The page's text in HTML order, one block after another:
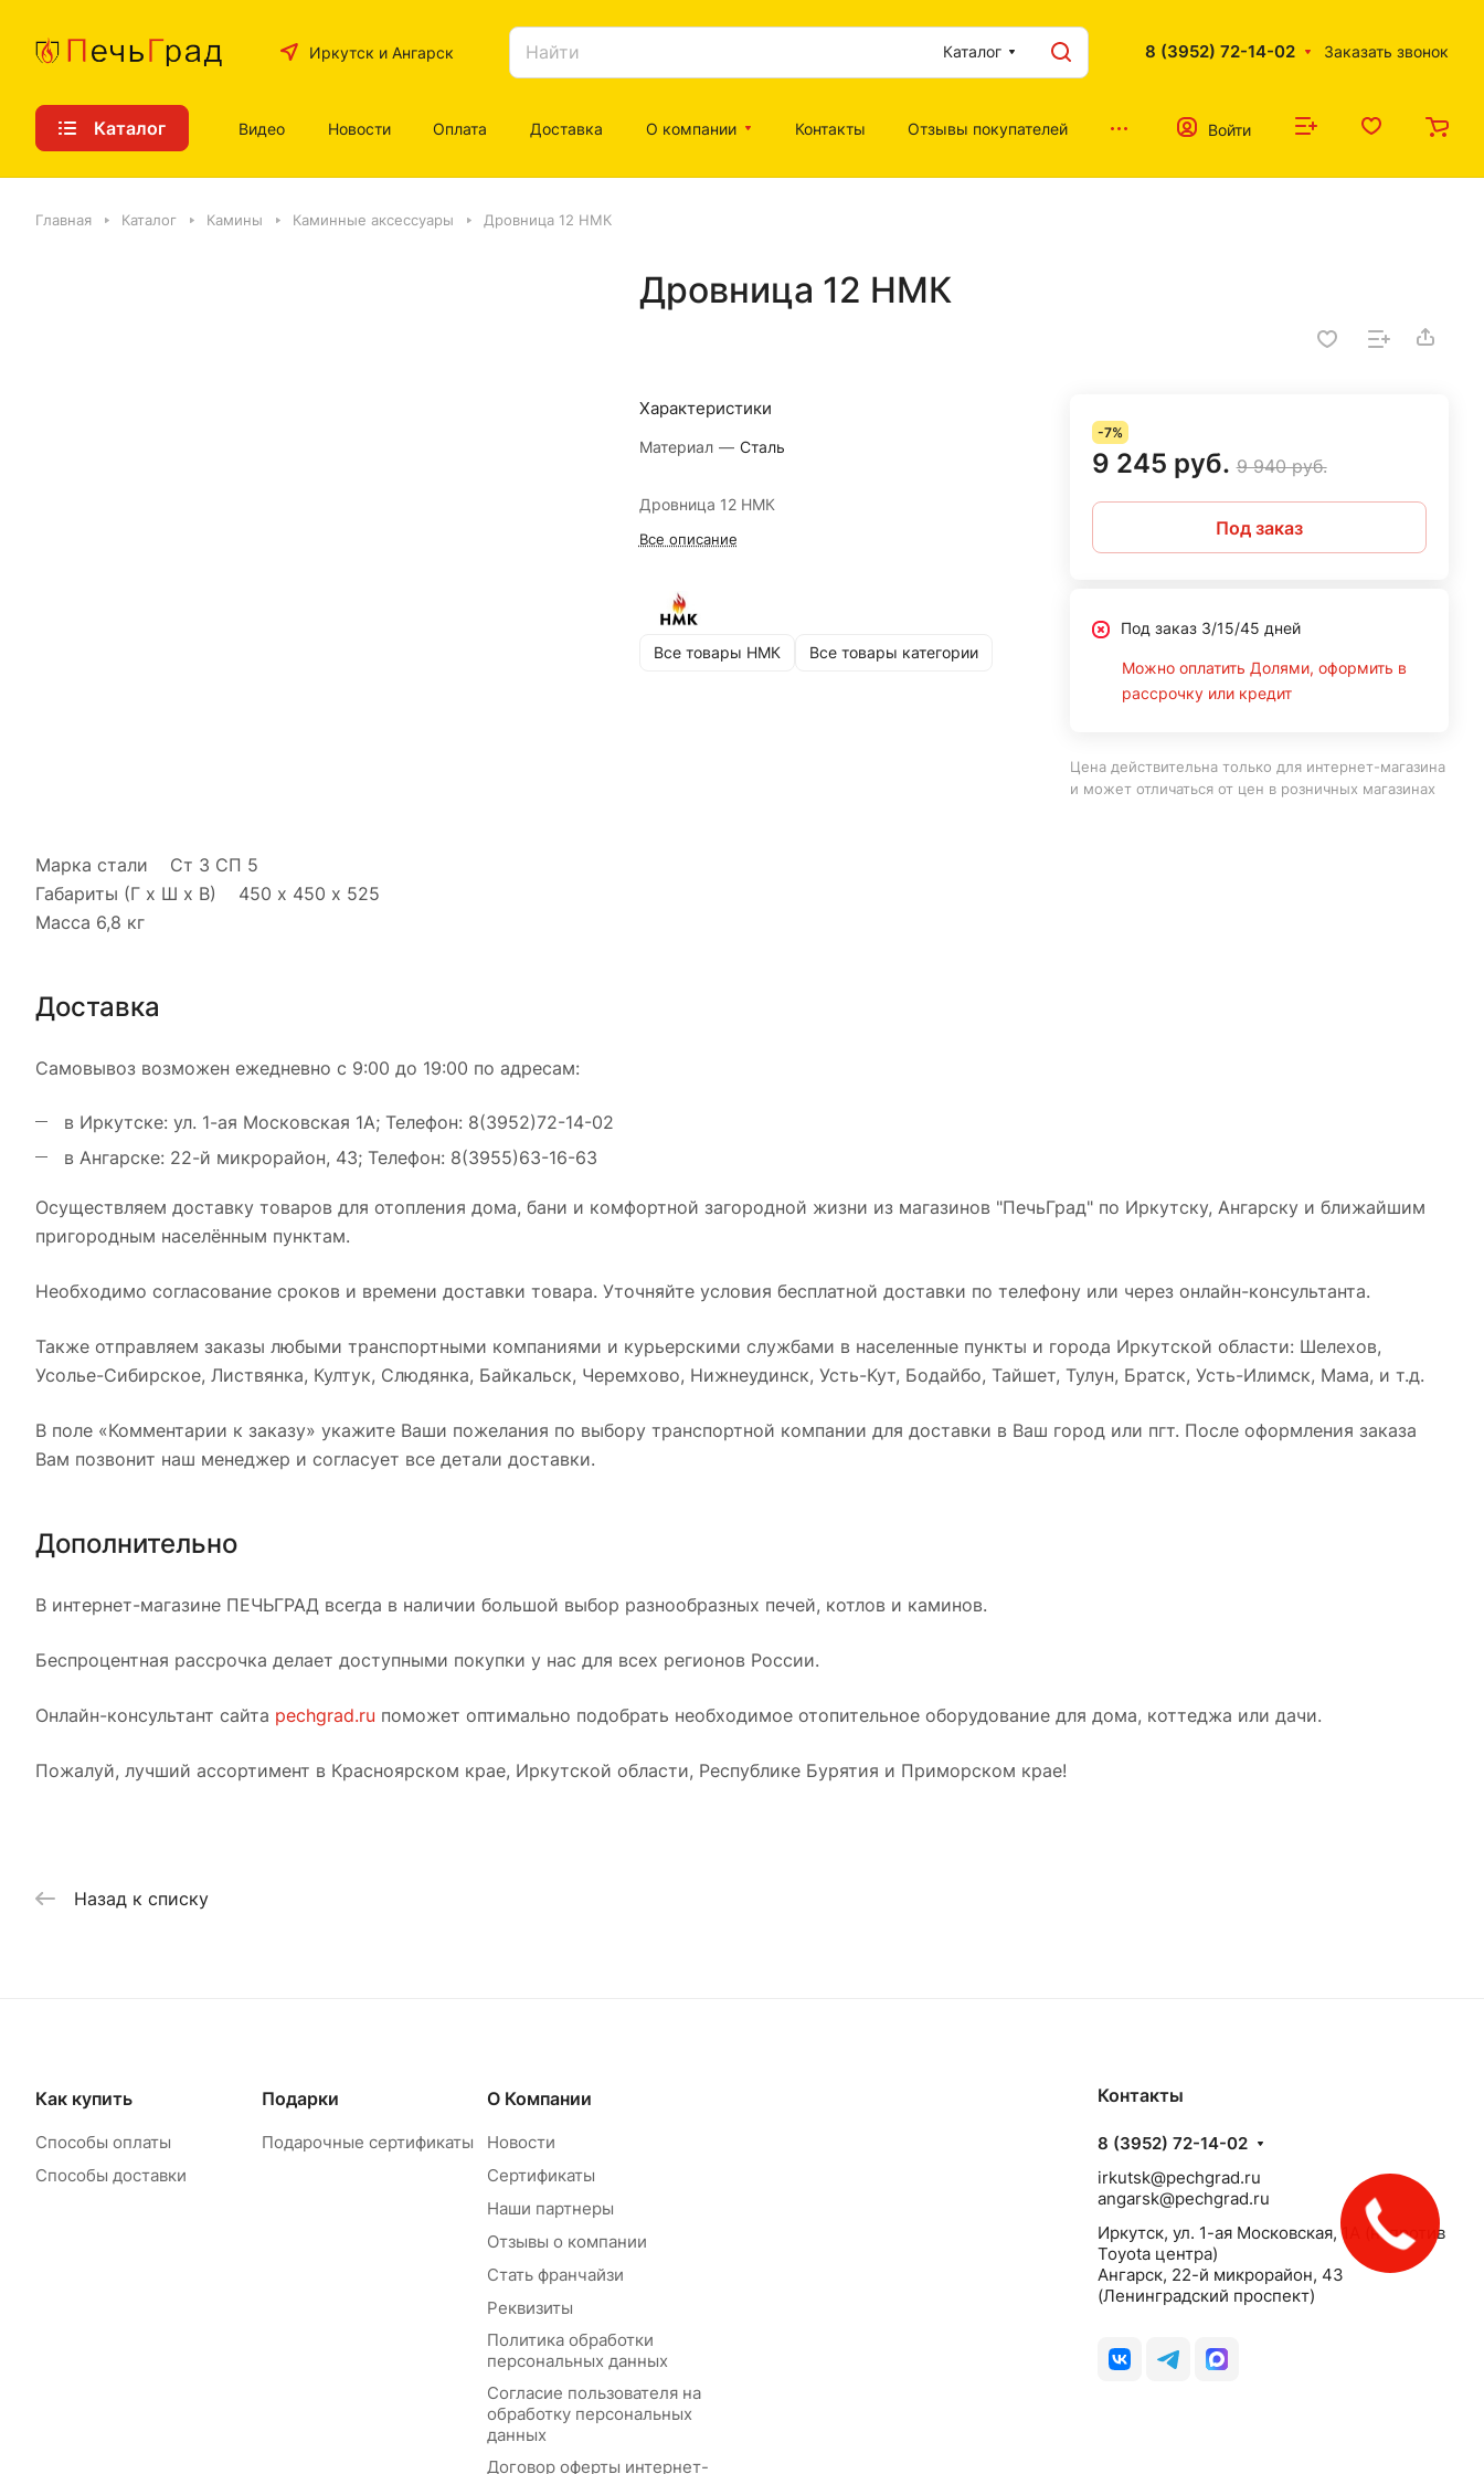
Иркутск и Ангарск Каталог 8 (3952) 72-14-02 Заказать звонок
Каталог Видео Новости Оплата Доставка О компании Контакты Отзывы покупателей Войти
Главная Каталог Камины Каминные аксессуары Дровница 12 НМК
Дровница 12 НМК
Характеристики
Материал — Сталь
Дровница 12 НМК
Все описание
Все товары НМК Все товары категории
-7%
9 245 руб. 9 940 руб.
Под заказ
Под заказ 3/15/45 дней
Можно оплатить Долями, оформить в
рассрочку или кредит
Цена действительна только для интернет-магазина
и может отличаться от цен в розничных магазинах
Марка стали Ст 3 СП 5
Габариты (Г х Ш х В) 450 х 450 х 525
Масса 6,8 кг
Доставка
Самовывоз возможен ежедневно с 9:00 до 19:00 по адресам:
в Иркутске: ул. 1-ая Московская 1А; Телефон: 8(3952)72-14-02
в Ангарске: 22-й микрорайон, 43; Телефон: 8(3955)63-16-63
Осуществляем доставку товаров для отопления дома, бани и комфортной загородной жизни из магазинов "ПечьГрад" по Иркутску, Ангарску и ближайшим
пригородным населённым пунктам.
Необходимо согласование сроков и времени доставки товара. Уточняйте условия бесплатной доставки по телефону или через онлайн-консультанта.
Также отправляем заказы любыми транспортными компаниями и курьерскими службами в населенные пункты и города Иркутской области: Шелехов,
Усолье-Сибирское, Листвянка, Култук, Слюдянка, Байкальск, Черемхово, Нижнеудинск, Усть-Кут, Бодайбо, Тайшет, Тулун, Братск, Усть-Илимск, Мама, и т.д.
В поле «Комментарии к заказу» укажите Ваши пожелания по выбору транспортной компании для доставки в Ваш город или пгт. После оформления заказа
Вам позвонит наш менеджер и согласует все детали доставки.
Дополнительно
В интернет-магазине ПЕЧЬГРАД всегда в наличии большой выбор разнообразных печей, котлов и каминов.
Беспроцентная рассрочка делает доступными покупки у нас для всех регионов России.
Онлайн-консультант сайта pechgrad.ru поможет оптимально подобрать необходимое отопительное оборудование для дома, коттеджа или дачи.
Пожалуй, лучший ассортимент в Красноярском крае, Иркутской области, Республике Бурятия и Приморском крае!
Назад к списку
Как купить
Способы оплаты
Способы доставки
Подарки
Подарочные сертификаты
О Компании
Новости
Сертификаты
Наши партнеры
Отзывы о компании
Стать франчайзи
Реквизиты
Политика обработки
персональных данных
Согласие пользователя на
обработку персональных
данных
Договор оферты интернет-
Контакты
8 (3952) 72-14-02
irkutsk@pechgrad.ru
angarsk@pechgrad.ru
Иркутск, ул. 1-ая Московская, 1А (напротив
Toyota центра)
Ангарск, 22-й микрорайон, 43
(Ленинградский проспект)